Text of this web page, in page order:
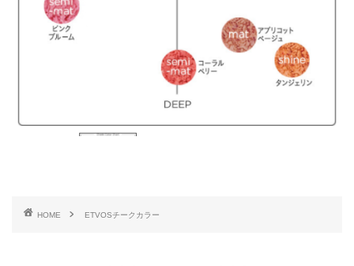
HOME ETVOSチークカラー